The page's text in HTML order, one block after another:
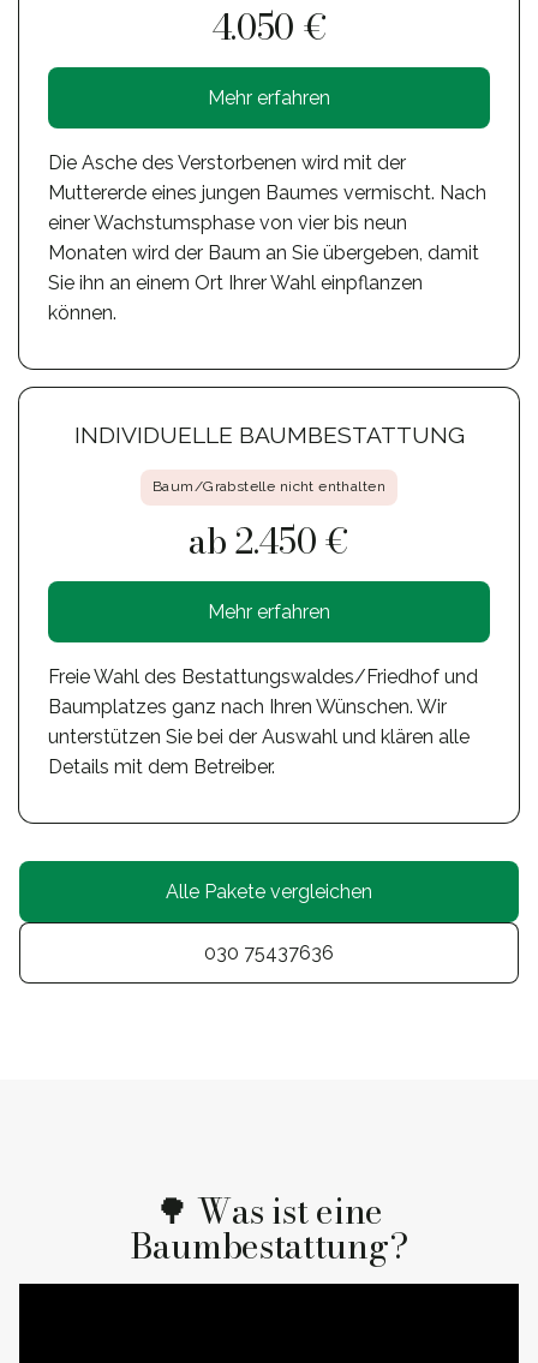
4.050 €
Mehr erfahren
Die Asche des Verstorbenen wird mit der
Muttererde eines jungen Baumes vermischt. Nach
einer Wachstumsphase von vier bis neun
Monaten wird der Baum an Sie übergeben, damit
Sie ihn an einem Ort Ihrer Wahl einpflanzen
können.
INDIVIDUELLE BAUMBESTATTUNG
Baum/Grabstelle nicht enthalten
ab 2.450 €
Mehr erfahren
Freie Wahl des Bestattungswaldes/Friedhof und
Baumplatzes ganz nach Ihren Wünschen. Wir
unterstützen Sie bei der Auswahl und klären alle
Details mit dem Betreiber.
Alle Pakete vergleichen
030 75437636
🌳 Was ist eine
Baumbestattung?